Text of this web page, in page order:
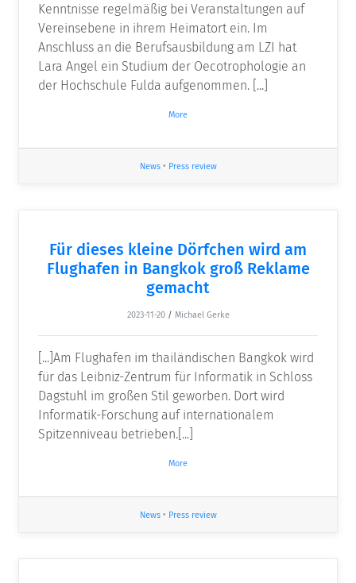
Kenntnisse regelmäßig bei Veranstaltungen auf
Vereinsebene in ihrem Heimatort ein. Im
Anschluss an die Berufsausbildung am LZI hat
Lara Angel ein Studium der Oecotrophologie an
der Hochschule Fulda aufgenommen. [...]
More
News• Press review
Für dieses kleine Dörfchen wird am
Flughafen in Bangkok groß Reklame
gemacht
2023-11-20 / Michael Gerke
[...]Am Flughafen im thailändischen Bangkok wird
für das Leibniz-Zentrum für Informatik in Schloss
Dagstuhl im großen Stil geworben. Dort wird
Informatik-Forschung auf internationalem
Spitzenniveau betrieben.[...]
More
News• Press review